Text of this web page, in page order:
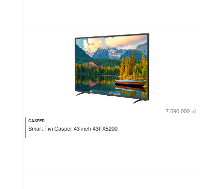
7.590.000 đ
CASPER
Smart Tivi Casper 43 inch 43FX5200